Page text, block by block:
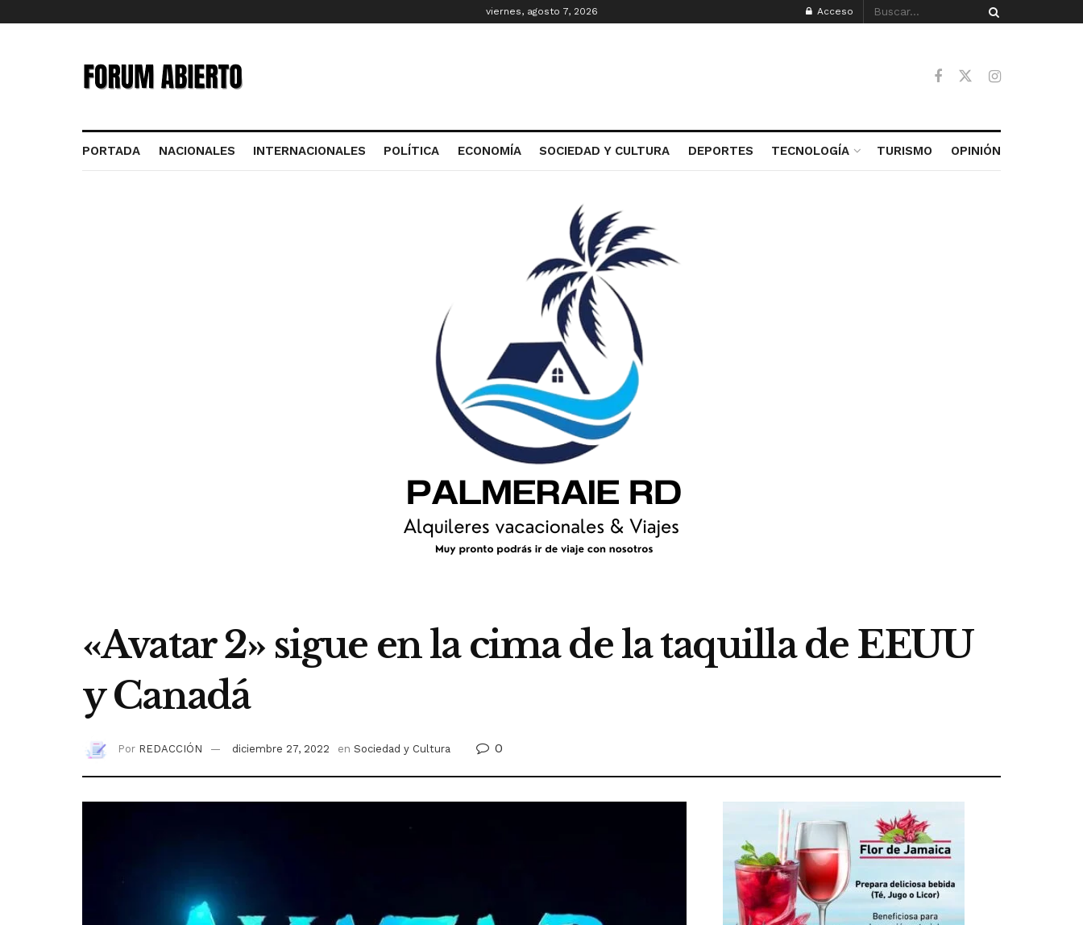
viernes, agosto 7, 2026 Acceso
PORTADA NACIONALES INTERNACIONALES POLÍTICA ECONOMÍA SOCIEDAD Y CULTURA DEPORTES TECNOLOGÍA TURISMO OPINIÓN
«Avatar 2» sigue en la cima de la taquilla de EEUU
y Canadá
Por REDACCIÓN diciembre 27, 2022 en Sociedad y Cultura 0